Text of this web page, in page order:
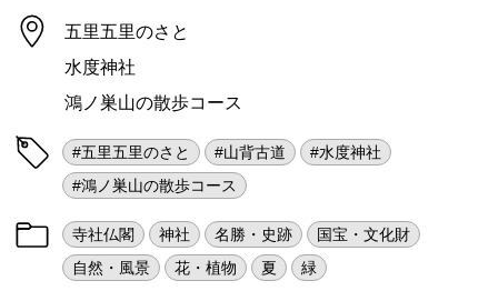
五里五里のさと
水度神社
鴻ノ巣山の散歩コース
#五里五里のさと #山背古道
#水度神社
#鴻ノ巣山の散歩コース
寺社仏閣 神社 名勝・史跡
国宝・文化財
自然・風景
花・植物 夏 緑